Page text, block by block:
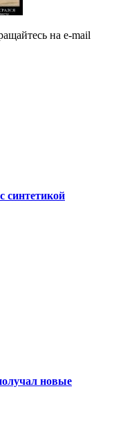
на e-mail
синтетикой
новые